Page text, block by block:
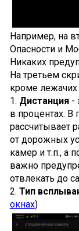
Например, на
Опасности и
Никаких
На третьем
кроме
1. Дистанция-
в процентах.
расcчитывает
от дорожных
камер и т.п., а
важно
отвлекать до
2. Тип
окнах)